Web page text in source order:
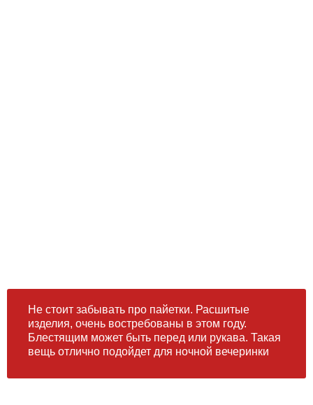
Не стоит забывать про пайетки. Расшитые
изделия, очень востребованы в этом году.
Блестящим может быть перед или рукава. Такая
вещь отлично подойдет для ночной вечеринки